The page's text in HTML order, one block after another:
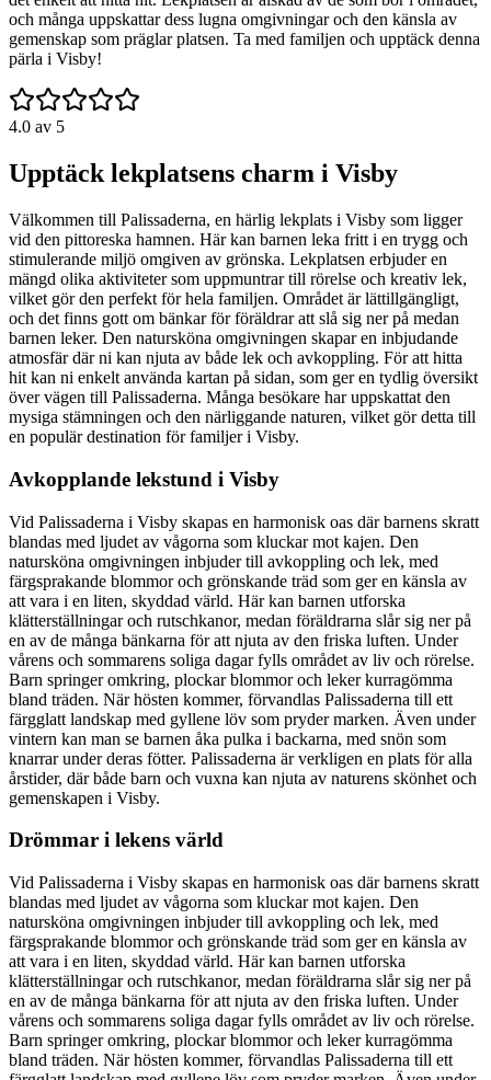
och många uppskattar dess lugna omgivningar och den känsla av
gemenskap som präglar platsen. Ta med familjen och upptäck denna
pärla i Visby!
4.0 av 5
Upptäck lekplatsens charm i Visby
Välkommen till Palissaderna, en härlig lekplats i Visby som ligger
vid den pittoreska hamnen. Här kan barnen leka fritt i en trygg och
stimulerande miljö omgiven av grönska. Lekplatsen erbjuder en
mängd olika aktiviteter som uppmuntrar till rörelse och kreativ lek,
vilket gör den perfekt för hela familjen. Området är lättillgängligt,
och det finns gott om bänkar för föräldrar att slå sig ner på medan
barnen leker. Den natursköna omgivningen skapar en inbjudande
atmosfär där ni kan njuta av både lek och avkoppling. För att hitta
hit kan ni enkelt använda kartan på sidan, som ger en tydlig översikt
över vägen till Palissaderna. Många besökare har uppskattat den
mysiga stämningen och den närliggande naturen, vilket gör detta till
en populär destination för familjer i Visby.
Avkopplande lekstund i Visby
Vid Palissaderna i Visby skapas en harmonisk oas där barnens skratt
blandas med ljudet av vågorna som kluckar mot kajen. Den
natursköna omgivningen inbjuder till avkoppling och lek, med
färgsprakande blommor och grönskande träd som ger en känsla av
att vara i en liten, skyddad värld. Här kan barnen utforska
klätterställningar och rutschkanor, medan föräldrarna slår sig ner på
en av de många bänkarna för att njuta av den friska luften. Under
vårens och sommarens soliga dagar fylls området av liv och rörelse.
Barn springer omkring, plockar blommor och leker kurragömma
bland träden. När hösten kommer, förvandlas Palissaderna till ett
färgglatt landskap med gyllene löv som pryder marken. Även under
vintern kan man se barnen åka pulka i backarna, med snön som
knarrar under deras fötter. Palissaderna är verkligen en plats för alla
årstider, där både barn och vuxna kan njuta av naturens skönhet och
gemenskapen i Visby.
Drömmar i lekens värld
Vid Palissaderna i Visby skapas en harmonisk oas där barnens skratt
blandas med ljudet av vågorna som kluckar mot kajen. Den
natursköna omgivningen inbjuder till avkoppling och lek, med
färgsprakande blommor och grönskande träd som ger en känsla av
att vara i en liten, skyddad värld. Här kan barnen utforska
klätterställningar och rutschkanor, medan föräldrarna slår sig ner på
en av de många bänkarna för att njuta av den friska luften. Under
vårens och sommarens soliga dagar fylls området av liv och rörelse.
Barn springer omkring, plockar blommor och leker kurragömma
bland träden. När hösten kommer, förvandlas Palissaderna till ett